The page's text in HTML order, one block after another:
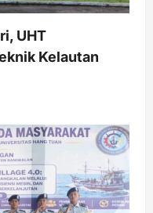
UHT
Kelautan